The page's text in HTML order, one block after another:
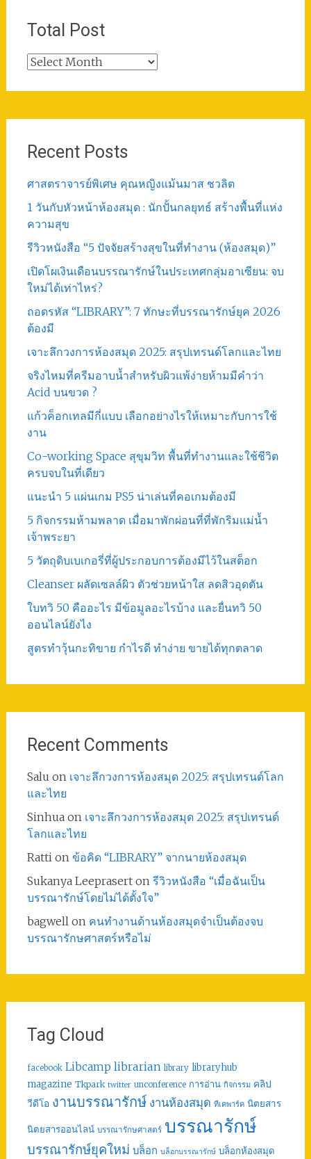
Total Post
Total
Recent Posts
ศาสตราจารย์พิเศษ คุณหญิงแม้นมาส ชวลิต
1 วันกับหัวหน้าห้องสมุด : นักปั้นกลยุทธ์ สร้างพื้นที่แห่ง
ความสุข
รีวิวหนังสือ “5 ปัจจัยสร้างสุขในที่ทำงาน (ห้องสมุด)”
เปิดโผเงินเดือนบรรณารักษ์ในประเทศกลุ่มอาเซียน: จบ
ใหม่ได้เท่าไหร่?
ถอดรหัส “LIBRARY”: 7 ทักษะที่บรรณารักษ์ยุค 2026
ต้องมี
เจาะลึกวงการห้องสมุด 2025: สรุปเทรนด์โลกและไทย
จริงไหมที่ครีมอาบน้ำสำหรับผิวแพ้ง่ายห้ามมีคำว่า
Acid บนขวด ?
แก้วค็อกเทลมีกี่แบบ เลือกอย่างไรให้เหมาะกับการใช้
งาน
Co-working Space สุขุมวิท พื้นที่ทำงานและใช้ชีวิต
ครบจบในที่เดียว
แนะนำ 5 แผ่นเกม PS5 น่าเล่นที่คอเกมต้องมี
5 กิจกรรมห้ามพลาด เมื่อมาพักผ่อนที่ที่พักริมแม่น้ำ
เจ้าพระยา
5 วัตถุดิบเบเกอรี่ที่ผู้ประกอบการต้องมีไว้ในสต็อก
Cleanser ผลัดเซลล์ผิว ตัวช่วยหน้าใส ลดสิวอุดตัน
ใบทวิ 50 คืออะไร มีข้อมูลอะไรบ้าง และยื่นทวิ 50
ออนไลน์ยังไง
สูตรทําวุ้นกะทิขาย กำไรดี ทำง่าย ขายได้ทุกตลาด
Recent Comments
Salu on เจาะลึกวงการห้องสมุด 2025: สรุปเทรนด์โลก
และไทย
Sinhuaon เจาะลึกวงการห้องสมุด 2025: สรุปเทรนด์
โลกและไทย
Ratti on ข้อคิด “LIBRARY” จากนายห้องสมุด
Sukanya Leepraserton รีวิวหนังสือ “เมื่อฉันเป็น
บรรณารักษ์โดยไม่ได้ตั้งใจ”
bagwell on คนทำงานด้านห้องสมุดจำเป็นต้องจบ
บรรณารักษศาสตร์หรือไม่
Tag Cloud
facebook Libcamp librarian library libraryhub
magazine Tkpark twitter unconference การอ่าน กิจกรรม คลิป
วีดีโอ งานบรรณารักษ์ งานห้องสมุด ทีเคพาร์ค นิตยสาร
นิตยสารออนไลน์ บรรณารักษศาสตร์ บรรณารักษ์
บรรณารักษ์ยุคใหม่ บล็อก บล็อกบรรณารักษ์ บล็อกห้องสมุด